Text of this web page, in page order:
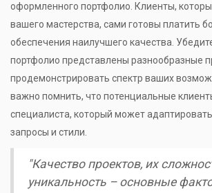
оформленного портфолио. Клиенты,
вашего мастерства, сами готовы платить
обеспечения наилучшего качества.
портфолио представлены разнообразные
продемонстрировать спектр ваших
важно помнить, что потенциальные
специалиста, который может
запросы и стили.
"Качество проектов, их
уникальность – основные